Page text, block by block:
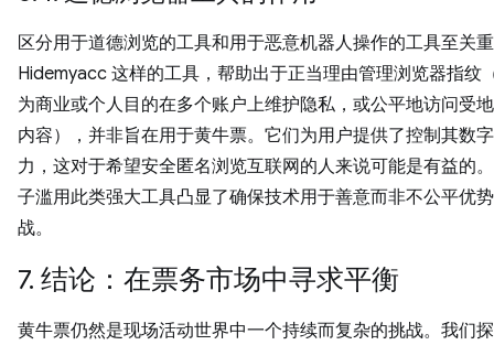
区分用于道德浏览的工具和用于恶意机器人操作的工具至关
Hidemyacc 这样的工具，帮助出于正当理由管理浏览器指纹
为商业或个人目的在多个账户上维护隐私，或公平地访问受
内容），并非旨在用于黄牛票。它们为用户提供了控制其数
力，这对于希望安全匿名浏览互联网的人来说可能是有益的
子滥用此类强大工具凸显了确保技术用于善意而非不公平优
战。
7. 结论：在票务市场中寻求平衡
黄牛票仍然是现场活动世界中一个持续而复杂的挑战。我们